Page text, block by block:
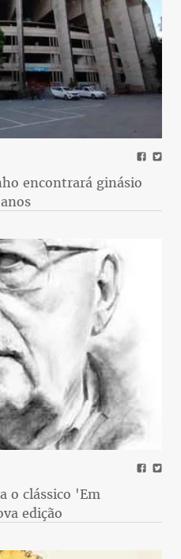
encontrará ginásio
o clássico 'Em
edição